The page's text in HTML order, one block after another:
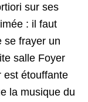
sur ses
: il faut
se frayer un
salle Foyer
est étouffante
la musique du